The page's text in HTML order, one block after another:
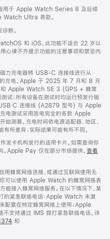
用于 Apple Watch Series 8 及后续
Watch Ultra 表款。
断。
和 iOS。此功能不适合 22 岁以
心律不齐提示功能的注意事项和禁忌内
力充电器转 USB-C 连接线进行从
电。Apple 于 2025 年 7 月和 8 月
Apple Watch SE 3 (GPS + 蜂窝
试；所有设备在测试时均运行预发行版
连接线 (A2879 型号) 与 Apple
电测试采用放电完全的各款 Apple
测算。充电时间依电源适配器、地区、
所差异；实际结果可能有所不同。
卡机构发行的适用卡片。如需查询你
Apple Pay 仅在部分市场提供。 查看
蜂窝网络连接，或通过互联网使用无
可以使用 Apple Watch 的蜂窝网络表
能接入蜂窝网络服务。在以下情况下，某
紧急联络电话：Apple Watch 未激
配置在特定蜂窝网络上使用；Apple
支持通过 IMS 拨打紧急联络电话。详
和